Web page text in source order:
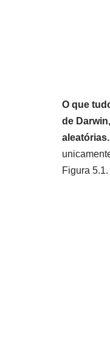
O que
de
aleatórias.
Figura 5.1.